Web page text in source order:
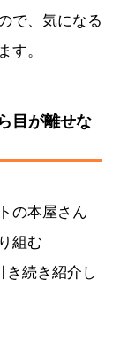
で、気になる
す。
目が離せな
の本屋さん
組む
き続き紹介し